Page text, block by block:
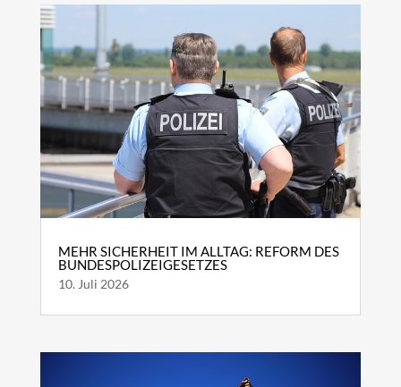
MEHR SICHERHEIT IM ALLTAG: REFORM DES
BUNDESPOLIZEIGESETZES
10. Juli 2026